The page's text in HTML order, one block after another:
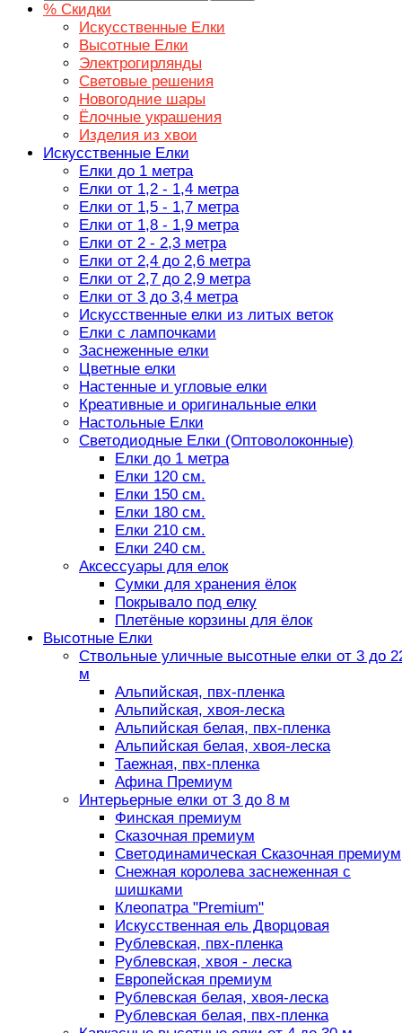
% Скидки
Искусственные Елки
Высотные Елки
Электрогирлянды
Световые решения
Новогодние шары
Ёлочные украшения
Изделия из хвои
Искусственные Елки
Елки до 1 метра
Елки от 1,2 - 1,4 метра
Елки от 1,5 - 1,7 метра
Елки от 1,8 - 1,9 метра
Елки от 2 - 2,3 метра
Елки от 2,4 до 2,6 метра
Елки от 2,7 до 2,9 метра
Елки от 3 до 3,4 метра
Искусственные елки из литых веток
Елки с лампочками
Заснеженные елки
Цветные елки
Настенные и угловые елки
Креативные и оригинальные елки
Настольные Елки
Светодиодные Елки (Оптоволоконные)
Елки до 1 метра
Елки 120 см.
Елки 150 см.
Елки 180 см.
Елки 210 см.
Елки 240 см.
Аксессуары для елок
Сумки для хранения ёлок
Покрывало под елку
Плетёные корзины для ёлок
Высотные Елки
Ствольные уличные высотные елки от 3 до
м
Альпийская, пвх-пленка
Альпийская, хвоя-леска
Альпийская белая, пвх-пленка
Альпийская белая, хвоя-леска
Таежная, пвх-пленка
Афина Премиум
Интерьерные елки от 3 до 8 м
Финская премиум
Сказочная премиум
Светодинамическая Сказочная премиум
Снежная королева заснеженная с
шишками
Клеопатра "Premium"
Искусственная ель Дворцовая
Рублевская, пвх-пленка
Рублевская, хвоя - леска
Европейская премиум
Рублевская белая, хвоя-леска
Рублевская белая, пвх-пленка